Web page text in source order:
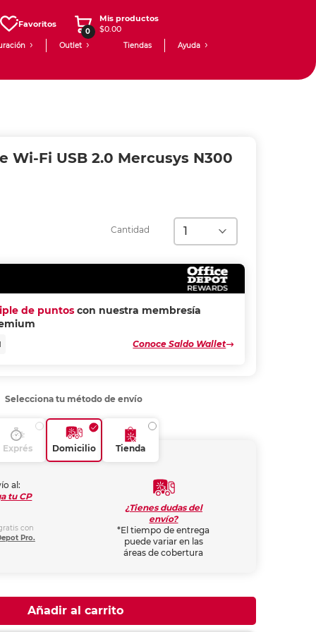
Favoritos
0
Mis productos
$0.00
Outlet Tiendas Ayuda
Wi-Fi USB 2.0 Mercusys N300
Cantidad
de puntos con nuestra membresía
Conoce Saldo Wallet
Selecciona tu método de envío
Exprés Domicilio Tienda
al:
tu CP
con
Pro.
¿Tienes dudas del
envío?
*El tiempo de entrega
puede variar en las
áreas de cobertura
Añadir al carrito